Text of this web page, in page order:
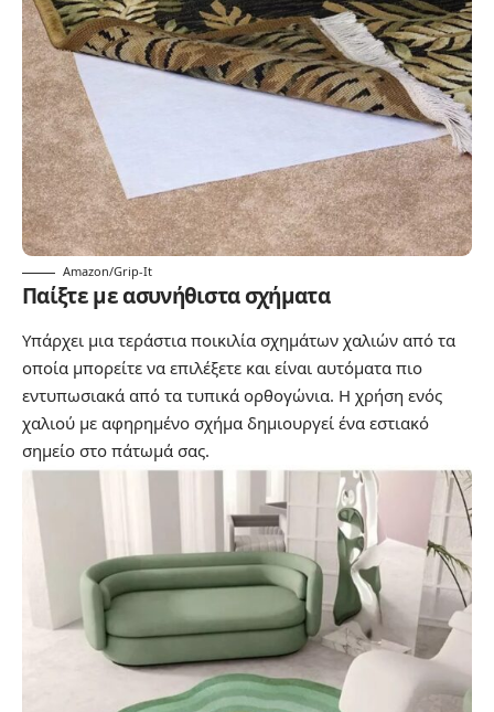
Amazon/Grip-It
Παίξτε με ασυνήθιστα σχήματα
Υπάρχει μια τεράστια ποικιλία σχημάτων χαλιών από τα
οποία μπορείτε να επιλέξετε και είναι αυτόματα πιο
εντυπωσιακά από τα τυπικά ορθογώνια. Η χρήση ενός
χαλιού με αφηρημένο σχήμα δημιουργεί ένα εστιακό
σημείο στο πάτωμά σας.